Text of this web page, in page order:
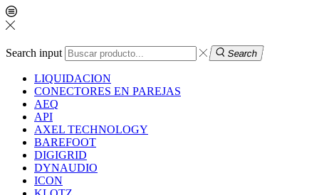
Search input Search
LIQUIDACION
CONECTORES EN PAREJAS
AEQ
API
AXEL TECHNOLOGY
BAREFOOT
DIGIGRID
DYNAUDIO
ICON